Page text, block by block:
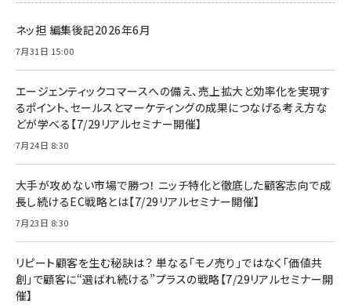
ネッ担 編集後記2026年6月
7月31日 15:00
エージェンティックコマースへの備え、売上拡大と効率化を実現す
るポイント、セールスとマーケティングの成果につなげる考え方な
どが学べる【7/29リアルセミナー開催】
7月24日 8:30
大手が攻めない市場で勝つ！ ニッチ特化と徹底した顧客志向で成
長し続けるEC戦略とは【7/29リアルセミナー開催】
7月23日 8:30
リピート顧客を生む秘訣は？ 単なる「モノ売り」ではなく「価値共
創」で顧客に“選ばれ続ける”プラスの戦略【7/29リアルセミナー開
催】